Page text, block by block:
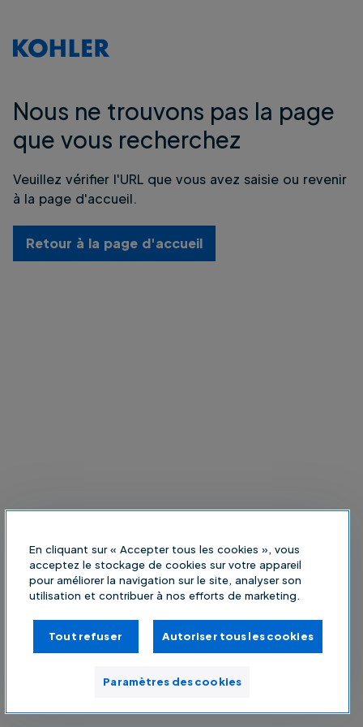
Nous ne trouvons pas la page
que vous recherchez
Veuillez vérifier l'URL que vous avez saisie ou revenir
à la page d'accueil.
Retour à la page d'accueil
En cliquant sur « Accepter tous les cookies », vous
acceptez le stockage de cookies sur votre appareil
pour améliorer la navigation sur le site, analyser son
utilisation et contribuer à nos efforts de marketing.
Tout refuser Autoriser tous les cookies
Paramètres des cookies